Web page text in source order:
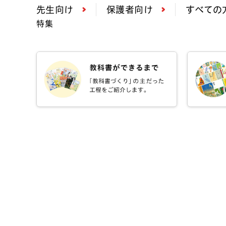
先生向け 保護者向け すべての
特集